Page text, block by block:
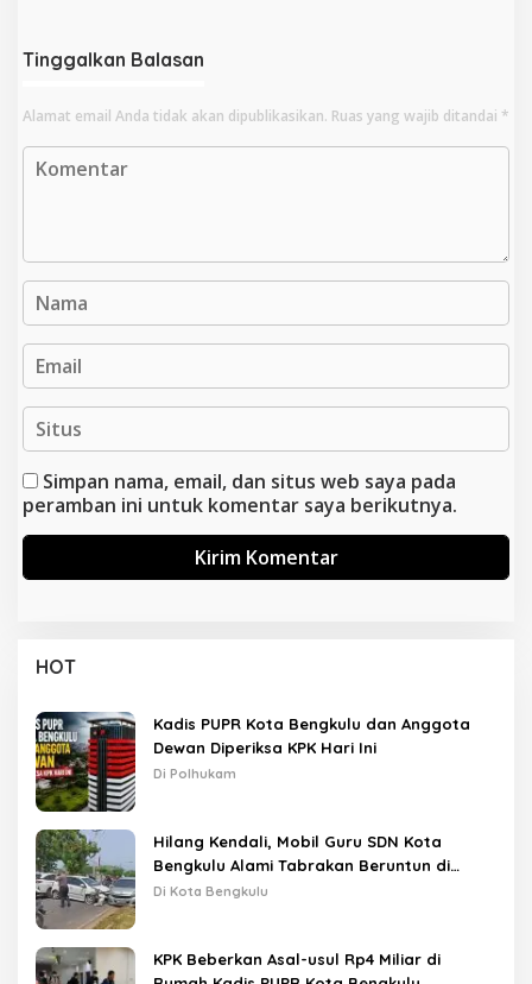
Tinggalkan Balasan
Alamat email Anda tidak akan dipublikasikan. Ruas yang wajib ditandai *
Simpan nama, email, dan situs web saya pada
peramban ini untuk komentar saya berikutnya.
HOT
Kadis PUPR Kota Bengkulu dan Anggota
Dewan Diperiksa KPK Hari Ini
Di Polhukam
Hilang Kendali, Mobil Guru SDN Kota
Bengkulu Alami Tabrakan Beruntun di
Lampu Merah
Di Kota Bengkulu
KPK Beberkan Asal-usul Rp4 Miliar di